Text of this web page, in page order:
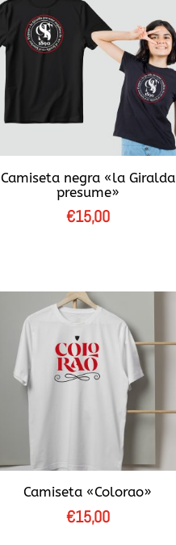
Camiseta negra «la Giralda
presume»
€15,00
Camiseta «Colorao»
€15,00